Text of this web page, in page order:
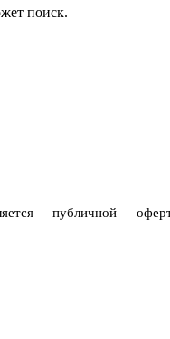
поиск.
публичной